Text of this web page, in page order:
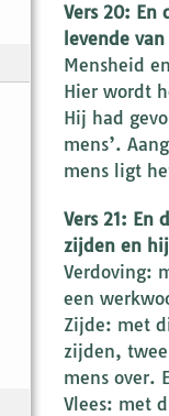
Vers 20: En
levende
Mensheid
Hier wordt
Hij had
mens’.
mens ligt
Vers 21: En
zijden en
Verdoving:
een
Zijde: met
zijden,
mens over.
Vlees: met